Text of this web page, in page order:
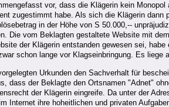
vor, dass die Klägerin kein
zugestimmt habe. Als sich die Klägerin
in der Höhe von S 50.000,--
Die vom Beklagten gestaltete Website mit
der Klägerin entstanden gewesen sei,
schon lange vor Klagseinbringung. Es liege
Urkunden den Sachverhalt für
dass der Beklagte den Ortsnamen "Adnet"
der Klägerin eingreife. Da unter der
ihre hoheitlichen und privaten